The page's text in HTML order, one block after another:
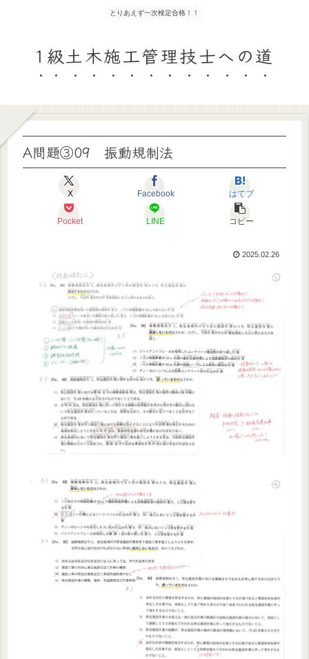
とりあえず一次検定合格！！
1級土木施工管理技士への道
A問題③09 振動規制法
X Facebook はてブ
Pocket LINE コピー
2025.02.26